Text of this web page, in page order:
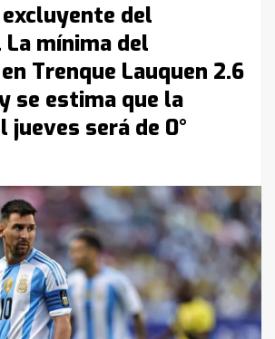
del
mínima del
Trenque Lauquen 2.6
se estima que la
jueves será de 0°